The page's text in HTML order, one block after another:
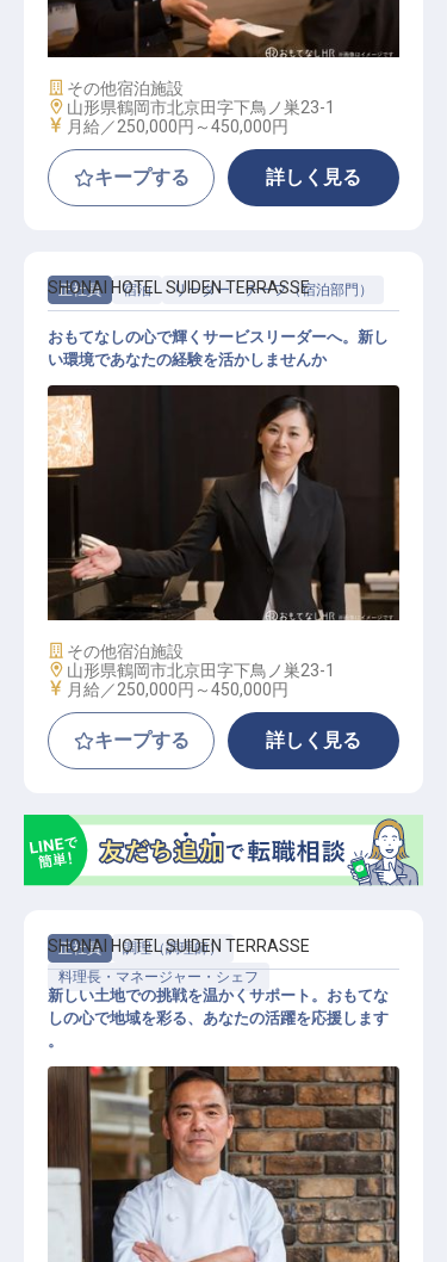
施設業態
その他宿泊施設
勤務地
山形県鶴岡市北京田字下鳥ノ巣23-1
給与
月給／250,000円～450,000円
キープする 詳しく見る
正社員 宿泊 リーダー・チーフ（宿泊部門）
サービスリーダー
SHONAI HOTEL SUIDEN TERRASSE
おもてなしの心で輝くサービスリーダーへ。新し
い環境であなたの経験を活かしませんか
施設業態
その他宿泊施設
勤務地
山形県鶴岡市北京田字下鳥ノ巣23-1
給与
月給／250,000円～450,000円
キープする 詳しく見る
正社員
調理（調理師）
料理長・マネージャー・シェフ
マネジメント スタッフ
SHONAI HOTEL SUIDEN TERRASSE
新しい土地での挑戦を温かくサポート。おもてな
しの心で地域を彩る、あなたの活躍を応援します
。